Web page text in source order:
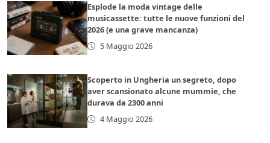
Esplode la moda vintage delle
musicassette: tutte le nuove funzioni del
2026 (e una grave mancanza)
5 Maggio 2026
Scoperto in Ungheria un segreto, dopo
aver scansionato alcune mummie, che
durava da 2300 anni
4 Maggio 2026